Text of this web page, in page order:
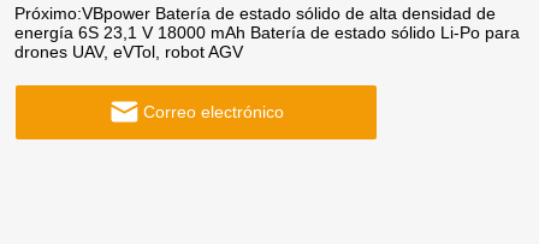
Próximo:VBpower Batería de estado sólido de alta densidad de
energía 6S 23,1 V 18000 mAh Batería de estado sólido Li-Po para
drones UAV, eVTol, robot AGV
Correo electrónico